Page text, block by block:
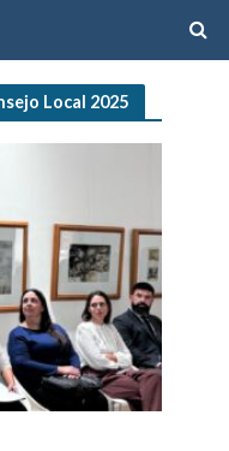
Local 2025